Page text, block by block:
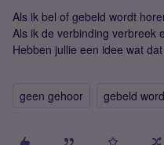
Als ik bel of gebeld wordt
Als ik de verbinding verbreek
Hebben jullie een idee wat
geen gehoor gebeld